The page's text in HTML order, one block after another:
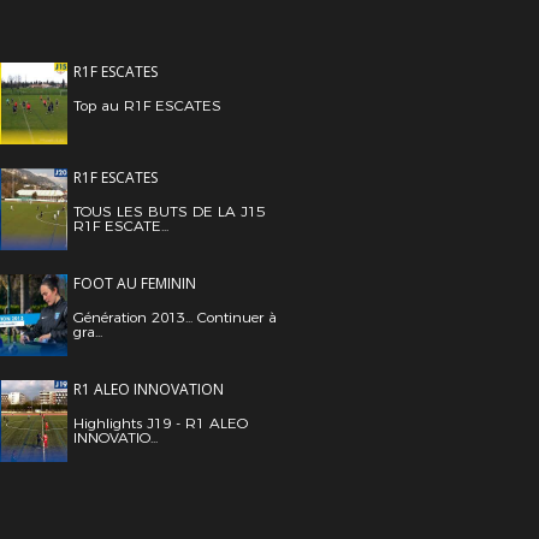
R1F ESCATES
Top au R1F ESCATES
R1F ESCATES
TOUS LES BUTS DE LA J15
R1F ESCATE...
FOOT AU FEMININ
Génération 2013... Continuer à
gra...
R1 ALEO INNOVATION
Highlights J19 - R1 ALEO
INNOVATIO...